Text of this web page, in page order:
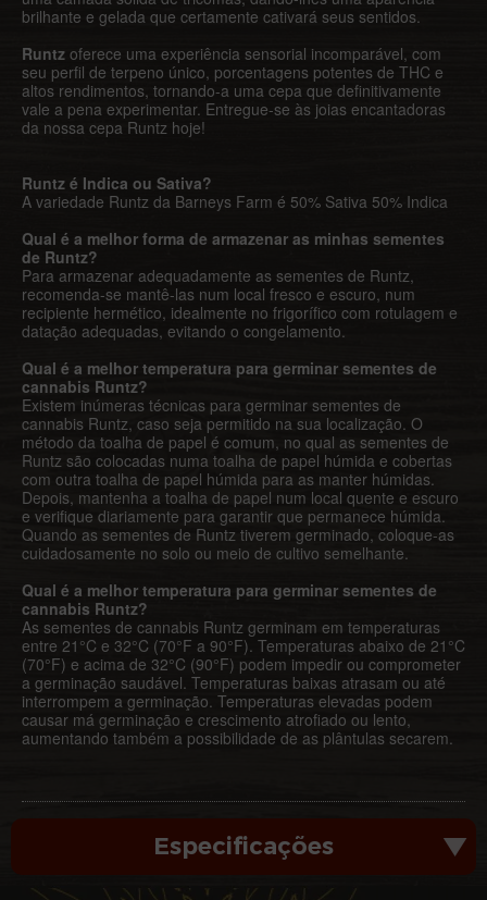
brilhante e gelada que certamente cativará seus sentidos.
Runtz oferece uma experiência sensorial incomparável, com
seu perfil de terpeno único, porcentagens potentes de THC e
altos rendimentos, tornando-a uma cepa que definitivamente
vale a pena experimentar. Entregue-se às joias encantadoras
da nossa cepa Runtz hoje!
Runtz é Indica ou Sativa?
A variedade Runtz da Barneys Farm é 50% Sativa 50% Indica
Qual é a melhor forma de armazenar as minhas sementes
de Runtz?
Para armazenar adequadamente as sementes de Runtz,
recomenda-se mantê-las num local fresco e escuro, num
recipiente hermético, idealmente no frigorífico com rotulagem e
datação adequadas, evitando o congelamento.
Qual é a melhor temperatura para germinar sementes de
cannabis Runtz?
Existem inúmeras técnicas para germinar sementes de
cannabis Runtz, caso seja permitido na sua localização. O
método da toalha de papel é comum, no qual as sementes de
Runtz são colocadas numa toalha de papel húmida e cobertas
com outra toalha de papel húmida para as manter húmidas.
Depois, mantenha a toalha de papel num local quente e escuro
e verifique diariamente para garantir que permanece húmida.
Quando as sementes de Runtz tiverem germinado, coloque-as
cuidadosamente no solo ou meio de cultivo semelhante.
Qual é a melhor temperatura para germinar sementes de
cannabis Runtz?
As sementes de cannabis Runtz germinam em temperaturas
entre 21°C e 32°C (70°F a 90°F). Temperaturas abaixo de 21°C
(70°F) e acima de 32°C (90°F) podem impedir ou comprometer
a germinação saudável. Temperaturas baixas atrasam ou até
interrompem a germinação. Temperaturas elevadas podem
causar má germinação e crescimento atrofiado ou lento,
aumentando também a possibilidade de as plântulas secarem.
Especificações